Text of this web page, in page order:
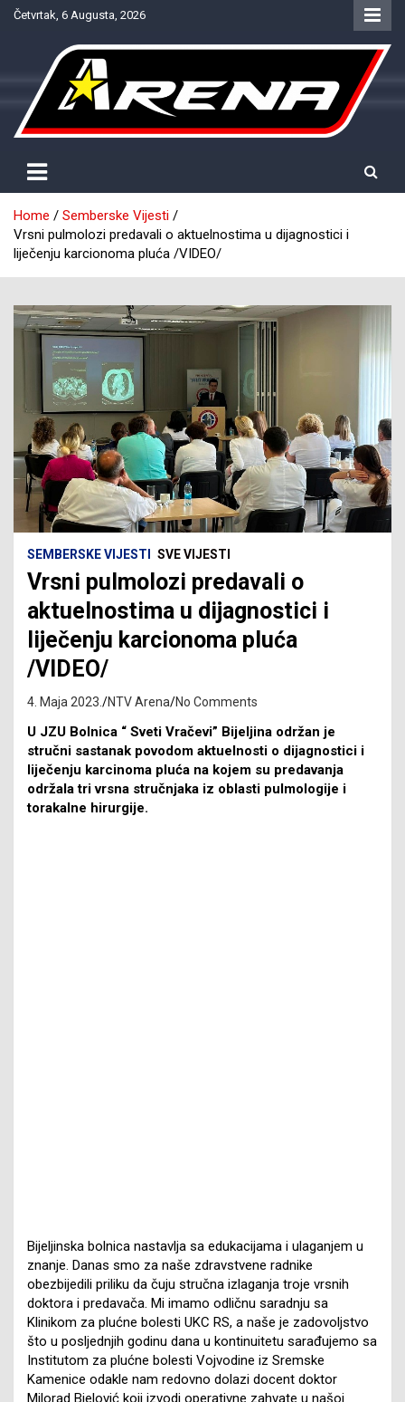
SkipČetvrtak, 6 Augusta, 2026
NTV Arena
Home
Semberske Vijesti
Vrsni pulmolozi predavali o aktuelnostima u dijagnostici i
liječenju karcionoma pluća /VIDEO/
SEMBERSKE VIJESTI SVE VIJESTI
Vrsni pulmolozi predavali o
aktuelnostima u dijagnostici i
liječenju karcionoma pluća
/VIDEO/
4. Maja 2023. NTV Arena No Comments
U JZU Bolnica “ Sveti Vračevi” Bijeljina održan je
stručni sastanak povodom aktuelnosti o dijagnostici i
liječenju karcinoma pluća na kojem su predavanja
održala tri vrsna stručnjaka iz oblasti pulmologije i
torakalne hirurgije.
Bijeljinska bolnica nastavlja sa edukacijama i ulaganjem u
znanje. Danas smo za naše zdravstvene radnike
obezbijedili priliku da čuju stručna izlaganja troje vrsnih
doktora i predavača. Mi imamo odličnu saradnju sa
Klinikom za plućne bolesti UKC RS, a naše je zadovoljstvo
što u posljednjih godinu dana u kontinuitetu sarađujemo sa
Institutom za plućne bolesti Vojvodine iz Sremske
Kamenice odakle nam redovno dolazi docent doktor
Milorad Bjelović koji izvodi operativne zahvate u našoj